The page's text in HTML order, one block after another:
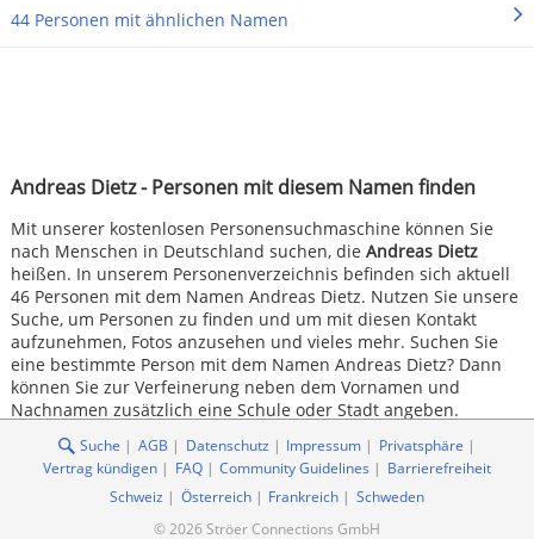
Andreas Dietz - Personen mit diesem Namen finden
Mit unserer kostenlosen Personensuchmaschine können Sie
nach Menschen in Deutschland suchen, die Andreas Dietz
heißen. In unserem Personenverzeichnis befinden sich aktuell
46 Personen mit dem Namen Andreas Dietz. Nutzen Sie unsere
Suche, um Personen zu finden und um mit diesen Kontakt
aufzunehmen, Fotos anzusehen und vieles mehr. Suchen Sie
eine bestimmte Person mit dem Namen Andreas Dietz? Dann
können Sie zur Verfeinerung neben dem Vornamen und
Nachnamen zusätzlich eine Schule oder Stadt angeben.
44 Personen mit ähnlichen Namen
Suche AGB Datenschutz Impressum
Privatsphäre
Vertrag kündigen
FAQ Community Guidelines
Barrierefreiheit
Schweiz
Österreich Frankreich
Schweden
© 2026 Ströer Connections GmbH